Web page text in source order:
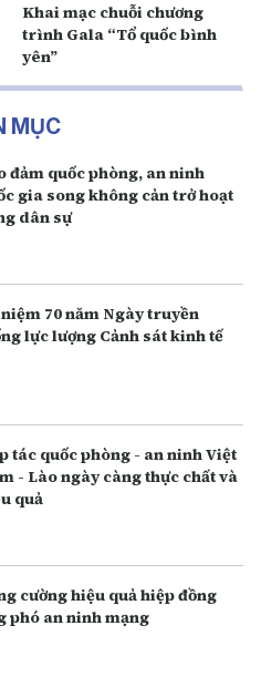
Khai mạc chuỗi chương
trình Gala “Tổ quốc bình
yên”
MỤC
đảm quốc phòng, an ninh
gia song không cản trở hoạt
dân sự
70 năm Ngày truyền
lực lượng Cảnh sát kinh tế
tác quốc phòng - an ninh Việt
- Lào ngày càng thực chất và
quả
cường hiệu quả hiệp đồng
phó an ninh mạng